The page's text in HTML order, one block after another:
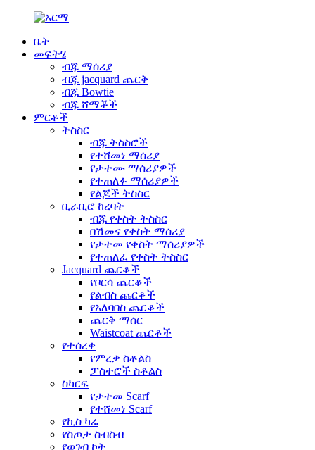
ቤት
መፍትሄ
ብጁ ማሰሪያ
ብጁ jacquard ጨርቅ
ብጁ Bowtie
ብጁ ሸማቾች
ምርቶች
ትስስር
ብጁ ትስስሮች
የተሸመነ ማሰሪያ
የታተሙ ማሰሪያዎች
የተጠለፉ ማሰሪያዎች
የልጆች ትስስር
ቢራቢሮ ከረባት
ብጁ የቀስት ትስስር
በሽመና የቀስት ማሰሪያ
የታተመ የቀስት ማሰሪያዎች
የተጠለፈ የቀስት ትስስር
Jacquard ጨርቆች
የቦርሳ ጨርቆች
የልብስ ጨርቆች
የአለባበስ ጨርቆች
ጨርቅ ማሰር
Waistcoat ጨርቆች
የተሰረቀ
የምረቃ ስቶልስ
ፓስተሮች ስቶልስ
ስካርፍ
የታተመ Scarf
የተሸመነ Scarf
የኪስ ካሬ
የስጦታ ስብስብ
የወገብ ኮት